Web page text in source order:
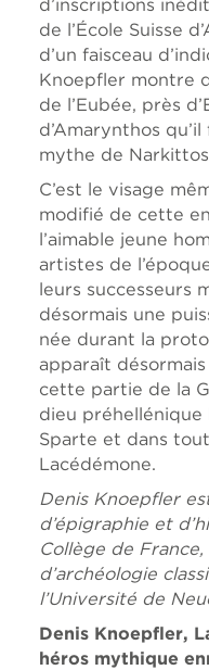
d’inscriptions
de l’École Suisse
d’un faisceau
Knoepfler montre
de l’Eubée, près
d’Amarynthos
mythe de Narkittos
C’est le visage
modifié de cette
l’aimable jeune
artistes de
leurs successeurs
désormais une
née durant la
apparaît
cette partie de la
dieu préhellénique
Sparte et dans
Lacédémone.
Denis Knoepfler
d’épigraphie et
Collège de
d’archéologie
l’Université de
Denis Knoepfler,
héros mythique